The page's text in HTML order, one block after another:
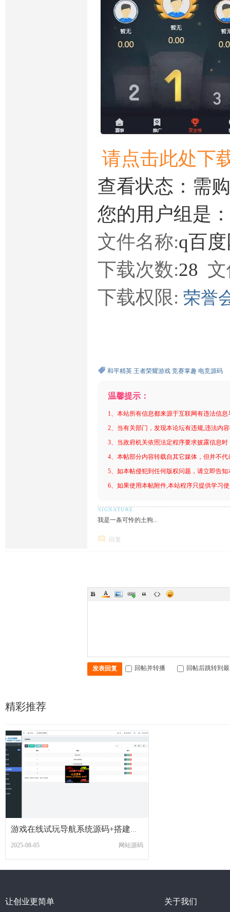
请点击此处下
查看状态：需
您的用户组是
文件名称:q百
下载次数:28
下载权限: 荣誉
和平精英 王者荣耀游戏 竞赛掌趣 电竞源码
温馨提示：
1、本站所有信息都来源于互联网有违法信
2、当有关部门，发现本论坛有违规,违法内
3、当政府机关依照法定程序要求披露信息
4、本帖部分内容转载自其它媒体，但并不
5、如本帖侵犯到任何版权问题，请立即告
6、如果使用本帖附件,本站程序只提供学习
我是一条可怜的土狗...
回复
发表回复 回帖并转播 回帖后跳转到
精彩推荐
2025-08-05 网站源码
让创业更简单 关于我们